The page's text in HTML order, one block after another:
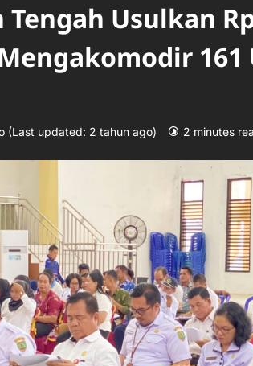
Tengah Usulkan
161
(Last updated: 2 tahun ago) 2 minutes